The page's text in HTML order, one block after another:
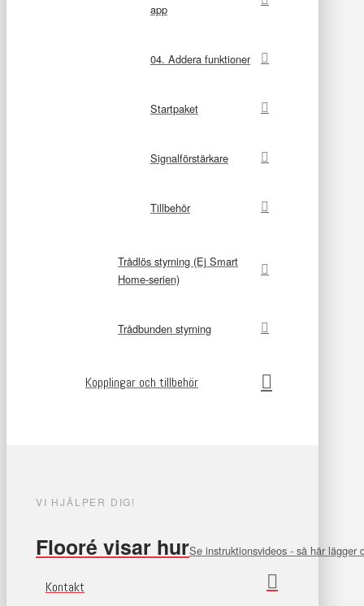
app
04. Addera funktioner
Startpaket
Signalförstärkare
Tillbehör
Trådlös styrning (Ej Smart
Home-serien)
Trådbunden styrning
Kopplingar och tillbehör
VI HJÄLPER DIG!
Flooré visar hurSe instruktionsvideos - så här lägger
Kontakt